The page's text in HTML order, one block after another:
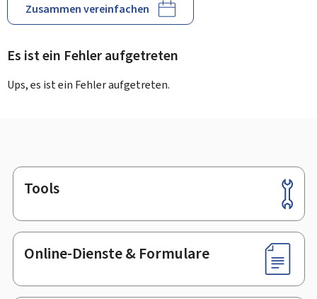
Zusammen vereinfachen
Es ist ein Fehler aufgetreten
Ups, es ist ein Fehler aufgetreten.
Footer
Tools
Online-Dienste & Formulare